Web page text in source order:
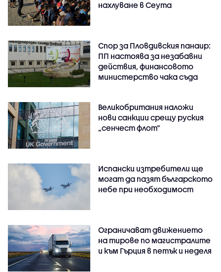
нахлуване в Сеута
Спор за Пловдивския панаир:
ПП настоява за незабавни
действия, финансовото
министерство чака съда
Великобритания наложи
нови санкции срещу руския
„сенчест флот“
Испански изтребители ще
могат да пазят българското
небе при необходимост
Ограничават движението
на тирове по магистралите
и към Гърция в петък и неделя